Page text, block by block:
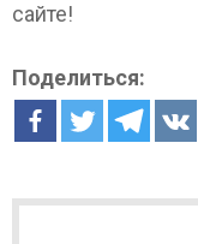
сайте!
Поделиться: